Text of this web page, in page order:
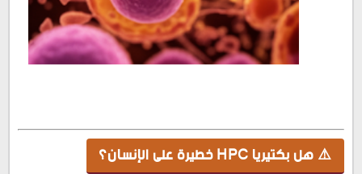
⚠️ هل بكتيريا HPC خطيرة على الإنسان؟